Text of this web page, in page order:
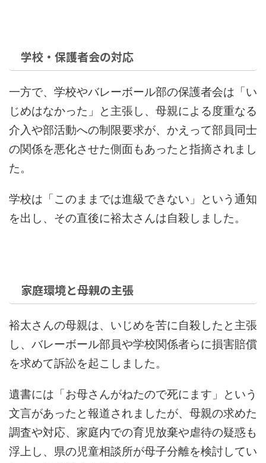
学校・保護者会の対応
一方で、学校やバレーボール部の保護者会は「い
じめはなかった」と主張し、母親による度重なる
介入や部活動への制限要求が、かえって部員同士
の関係を悪化させた側面もあったと指摘されまし
た。
学校は「このままでは進級できない」という通知
を出し、その直後に裕太さんは自殺しました。
家庭環境と母親の主張
裕太さんの母親は、いじめを苦に自殺したと主張
し、バレーボール部員や学校関係者らに損害賠償
を求めて訴訟を起こしました。
遺書には「お母さんがねたので死にます」という
文言があったと報道されましたが、母親の求めた
調査や対応、家庭内での育児放棄や虐待の疑惑も
浮上し、県の児童相談所が母子分離を検討してい